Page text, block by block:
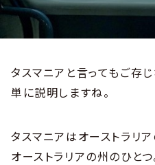
タスマニアと言ってもご存
単に説明しますね。
タスマニアはオーストラリ
オーストラリアの州のひと